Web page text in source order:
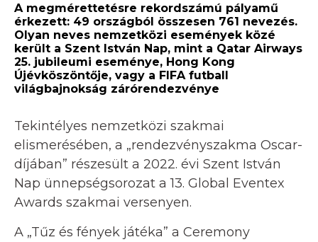
A megmérettetésre rekordszámú pályamű
érkezett: 49 országból összesen 761 nevezés.
Olyan neves nemzetközi események közé
került a Szent István Nap, mint a Qatar Airways
25. jubileumi eseménye, Hong Kong
Újévköszöntője, vagy a FIFA futball
világbajnokság zárórendezvénye
Tekintélyes nemzetközi szakmai
elismerésében, a „rendezvényszakma Oscar-
díjában” részesült a 2022. évi Szent István
Nap ünnepségsorozat a 13. Global Eventex
Awards szakmai versenyen.
A „Tűz és fények játéka” a Ceremony